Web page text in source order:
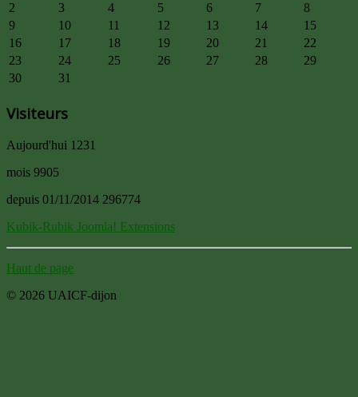
2
3 4 5 6 7
8
9
10 11 12 13 14
15
16
17 18 19 20 21
22
23
24 25 26 27 28
29
30
31
Visiteurs
Aujourd'hui 1231
mois 9905
depuis 01/11/2014 296774
Kubik-Rubik Joomla! Extensions
Haut de page
© 2026 UAICF-dijon